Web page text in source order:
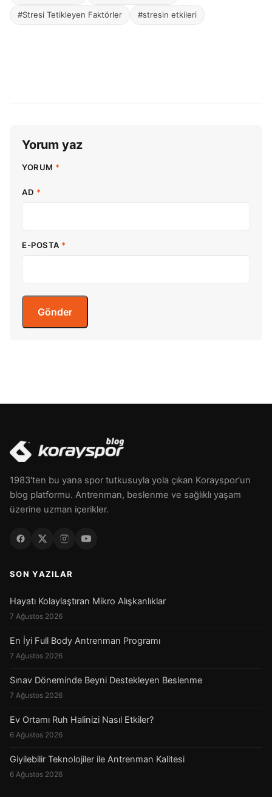
#Stresi Tetikleyen Faktörler #stresin etkileri
Yorum yaz
YORUM *
AD *
E-POSTA *
1983'ten bu yana spor tutkusuyla yola çıkan Korayspor'un
blog platformu. Antrenman, beslenme ve sağlıklı yaşam
üzerine uzman içerikler.
SON YAZILAR
Hayatı Kolaylaştıran Mikro Alışkanlıklar
7 Ağustos 2026
En İyi Full Body Antrenman Programı
7 Ağustos 2026
Sınav Döneminde Beyni Destekleyen Beslenme
7 Ağustos 2026
Ev Ortamı Ruh Halinizi Nasıl Etkiler?
6 Ağustos 2026
Giyilebilir Teknolojiler ile Antrenman Kalitesi
6 Ağustos 2026